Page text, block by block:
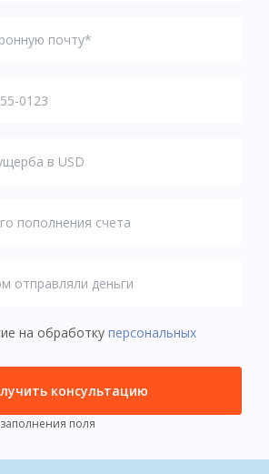
на обработку персональных
консультацию
поля